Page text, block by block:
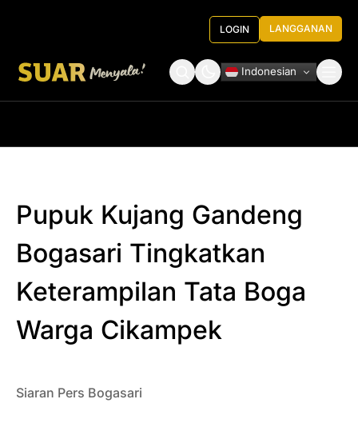
LOGIN LANGGANAN
Indonesian
Pupuk Kujang Gandeng
Bogasari Tingkatkan
Keterampilan Tata Boga
Warga Cikampek
Siaran Pers Bogasari